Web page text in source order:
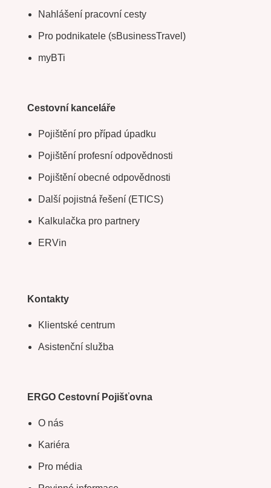
Nahlášení pracovní cesty
Pro podnikatele (sBusinessTravel)
myBTi
Cestovní kanceláře
Pojištění pro případ úpadku
Pojištění profesní odpovědnosti
Pojištění obecné odpovědnosti
Další pojistná řešení (ETICS)
Kalkulačka pro partnery
ERVin
Kontakty
Klientské centrum
Asistenční služba
ERGO Cestovní Pojišťovna
O nás
Kariéra
Pro média